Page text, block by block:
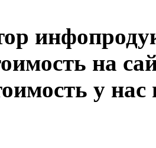
на
у нас